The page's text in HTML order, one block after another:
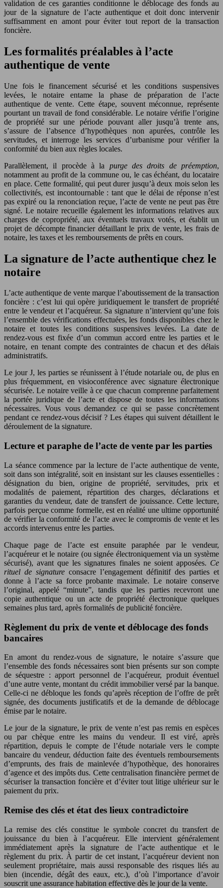
validation de ces garanties conditionne le déblocage des fonds au
jour de la signature de l’acte authentique et doit donc intervenir
suffisamment en amont pour éviter tout report de la transaction
foncière.
Les formalités préalables à l’acte
authentique de vente
Une fois le financement sécurisé et les conditions suspensives
levées, le notaire entame la phase de préparation de l’acte
authentique de vente. Cette étape, souvent méconnue, représente
pourtant un travail de fond considérable. Le notaire vérifie l’origine
de propriété sur une période pouvant aller jusqu’à trente ans,
s’assure de l’absence d’hypothèques non apurées, contrôle les
servitudes, et interroge les services d’urbanisme pour vérifier la
conformité du bien aux règles locales.
Parallèlement, il procède à la purge des droits de préemption,
notamment au profit de la commune ou, le cas échéant, du locataire
en place. Cette formalité, qui peut durer jusqu’à deux mois selon les
collectivités, est incontournable : tant que le délai de réponse n’est
pas expiré ou la renonciation reçue, l’acte de vente ne peut pas être
signé. Le notaire recueille également les informations relatives aux
charges de copropriété, aux éventuels travaux votés, et établit un
projet de décompte financier détaillant le prix de vente, les frais de
notaire, les taxes et les remboursements de prêts en cours.
La signature de l’acte authentique chez le
notaire
L’acte authentique de vente marque l’aboutissement de la transaction
foncière : c’est lui qui opère juridiquement le transfert de propriété
entre le vendeur et l’acquéreur. Sa signature n’intervient qu’une fois
l’ensemble des vérifications effectuées, les fonds disponibles chez le
notaire et toutes les conditions suspensives levées. La date de
rendez-vous est fixée d’un commun accord entre les parties et le
notaire, en tenant compte des contraintes de chacun et des délais
administratifs.
Le jour J, les parties se réunissent à l’étude notariale ou, de plus en
plus fréquemment, en visioconférence avec signature électronique
sécurisée. Le notaire veille à ce que chacun comprenne parfaitement
la portée juridique de l’acte et dispose de toutes les informations
nécessaires. Vous vous demandez ce qui se passe concrètement
pendant ce rendez-vous décisif ? Les étapes qui suivent détaillent le
déroulement de la signature.
Lecture et paraphe de l’acte de vente par les parties
La séance commence par la lecture de l’acte authentique de vente,
soit dans son intégralité, soit en insistant sur les clauses essentielles :
désignation du bien, origine de propriété, servitudes, prix et
modalités de paiement, répartition des charges, déclarations et
garanties du vendeur, date de transfert de jouissance. Cette lecture,
parfois perçue comme formelle, est en réalité une ultime opportunité
de vérifier la conformité de l’acte avec le compromis de vente et les
accords intervenus entre les parties.
Chaque page de l’acte est ensuite paraphée par le vendeur,
l’acquéreur et le notaire (ou signée électroniquement via un système
sécurisé), avant que les signatures finales ne soient apposées. Ce
rituel de signature consacre l’engagement définitif des parties et
donne à l’acte sa force probante maximale. Le notaire conserve
l’original, appelé “minute”, tandis que les parties recevront une
copie authentique ou un acte de propriété électronique quelques
semaines plus tard, après formalités de publicité foncière.
Règlement du prix de vente et déblocage des fonds
bancaires
En amont du rendez-vous de signature, le notaire s’assure que
l’ensemble des fonds nécessaires sont bien présents sur son compte
de séquestre : apport personnel de l’acquéreur, produit éventuel
d’une autre vente, montant du crédit immobilier versé par la banque.
Celle-ci ne débloque les fonds qu’après réception de l’offre de prêt
signée, des documents justificatifs et de la demande de déblocage
émise par le notaire.
Le jour de la signature, le prix de vente n’est pas remis en espèces
ou par chèque entre les mains du vendeur. Il est viré, après
répartition, depuis le compte de l’étude notariale vers le compte
bancaire du vendeur, déduction faite des éventuels remboursements
d’emprunts, des frais de mainlevée d’hypothèque, des honoraires
d’agence et des impôts dus. Cette centralisation financière permet de
sécuriser la transaction foncière et d’éviter tout litige ultérieur sur le
paiement du prix.
Remise des clés et état des lieux contradictoire
La remise des clés constitue le symbole concret du transfert de
jouissance du bien à l’acquéreur. Elle intervient généralement
immédiatement après la signature de l’acte authentique et le
règlement du prix. À partir de cet instant, l’acquéreur devient non
seulement propriétaire, mais aussi responsable des risques liés au
bien (incendie, dégât des eaux, etc.), d’où l’importance d’avoir
souscrit une assurance habitation effective dès le jour de la vente.